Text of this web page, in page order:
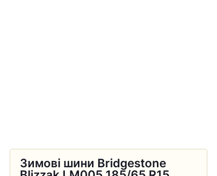
Зимові шини Bridgestone